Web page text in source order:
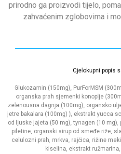
prirodno ga proizvodi tijelo,
zahvaćenim zglobovima i
Cjelokupni popis
Glukozamin (150mg), PurForMSM
organska prah sjemenki konoplje
zelenousna dagnja (100mg), organsko
jetre bakalara (100mg) ), ekstrakt yucca
od ljuske jajeta (50 mg), tynagen (10
piletine, organski sirup od smeđe riže,
celulozni prah, mrkva, rajčica, rižine
kiselina, ekstrakt